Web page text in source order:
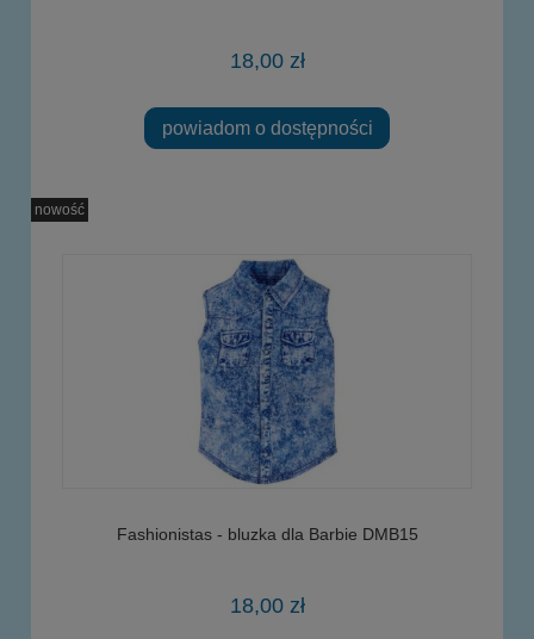
18,00 zł
powiadom o dostępności
Fashionistas - bluzka dla Barbie DMB15
18,00 zł
nowość